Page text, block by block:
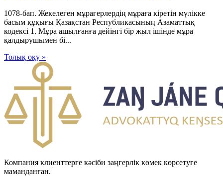
1078-бап. Жекелеген мұрагерлердiң мұраға кiретiн мүлiкке
басым құқығы Қазақстан Республикасының Азаматтық
кодексi 1. Мұра ашылғанға дейiнгi бiр жыл iшiнде мұра
қалдырушымен бi...
Толық оқу »
Компания клиенттерге кәсіби заңгерлік көмек көрсетуге
маманданған.